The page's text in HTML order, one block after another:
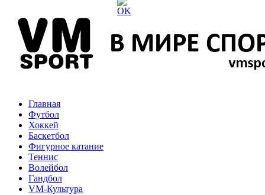
Главная
Футбол
Хоккей
Баскетбол
Фигурное катание
Теннис
Волейбол
Гандбол
VM-Культура